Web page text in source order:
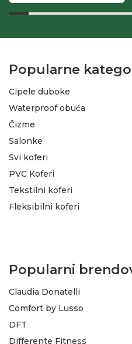
Popularne
Cipele duboke
Waterproof obuća
Čizme
Salonke
Svi koferi
PVC Koferi
Tekstilni koferi
Fleksibilni koferi
Popularni
Claudia Donatelli
Comfort by Lusso
DFT
Differente Fitness